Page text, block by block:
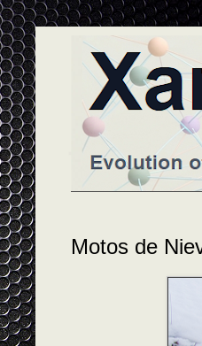
Motos de